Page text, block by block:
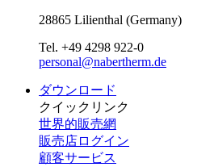
28865 Lilienthal (Germany)
Tel. +49 4298 922-0
personal@nabertherm.de
ダウンロード
クイックリンク
世界的販売網
販売店ログイン
顧客サービス